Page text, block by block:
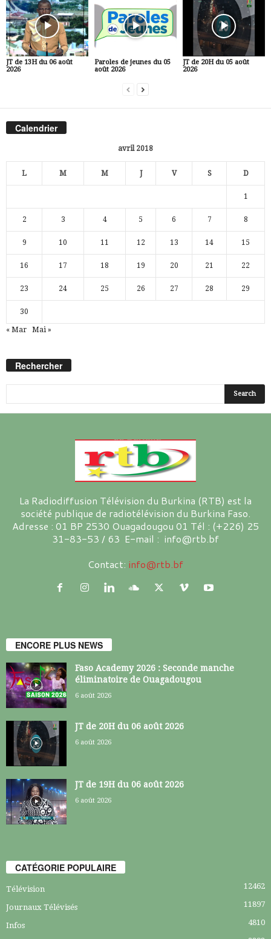
JT de 13H du 06 août
2026
Paroles de jeunes du 05
août 2026
JT de 20H du 05 août
2026
Calendrier
avril 2018
L M M J V S D
1
2 3 4 5 6 7 8
9 10 11 12 13 14 15
16 17 18 19 20 21 22
23 24 25 26 27 28 29
30
« Mar Mai »
Rechercher
La Radiodiffusion Télévision du Burkina (RTB) est la
société publique de radiotélévision du Burkina Faso.
Adresse : 01 BP 2530 Ouagadougou 01 Tél : (+226) 25
31-83-53 / 63 E-mail : info@rtb.bf
Contact: info@rtb.bf
ENCORE PLUS NEWS
Faso Academy 2026 : Seconde manche
éliminatoire de Ouagadougou
6 août 2026
JT de 20H du 06 août 2026
6 août 2026
JT de 19H du 06 août 2026
6 août 2026
CATÉGORIE POPULAIRE
Télévision 12462
Journaux Télévisés 11897
Infos
4810